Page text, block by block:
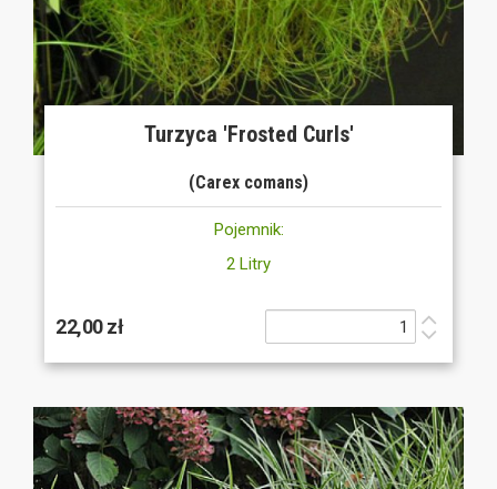
Turzyca 'Frosted Curls'
(Carex comans)
Pojemnik:
2 Litry
22,00 zł